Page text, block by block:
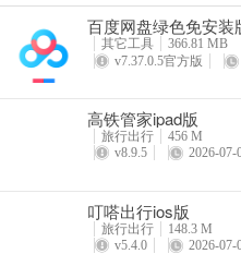
详情
百度网盘绿色免安装
其它工具
366.81 MB
v7.37.0.5官方版
高铁管家ipad版
旅行出行
456 M
v8.9.5
2026-07-
叮嗒出行ios版
旅行出行
148.3 M
v5.4.0
2026-07-